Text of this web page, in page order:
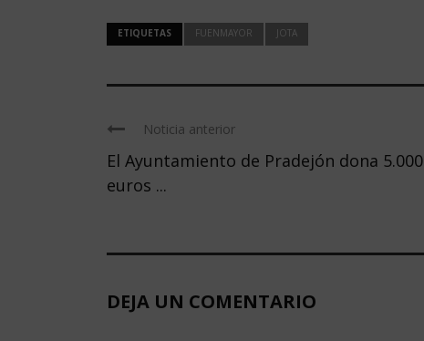
ETIQUETAS FUENMAYOR JOTA
Noticia anterior
El Ayuntamiento de Pradejón dona 5.000
euros ...
DEJA UN COMENTARIO